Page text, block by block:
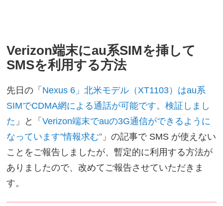
Verizon端末にau系SIMを挿して
SMSを利用する方法
先日の「 Nexus 6」北米モデル（XT1103）はau系
SIMでCDMA網による通話が可能です。検証しまし
た 」と「Verizon端末でauの3G通信ができるように
なっています”情報求む” 」の記事で SMS が使えない
ことをご報告しましたが、暫定的に利用する方法が
ありましたので、改めてご報告させていただきま
す。